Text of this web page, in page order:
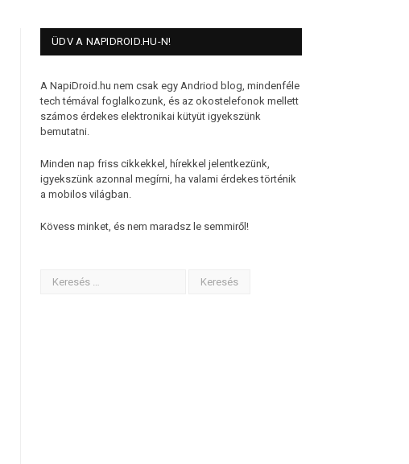
ÜDV A NAPIDROID.HU-N!
A NapiDroid.hu nem csak egy Andriod blog, mindenféle
tech témával foglalkozunk, és az okostelefonok mellett
számos érdekes elektronikai kütyüt igyekszünk
bemutatni.
Minden nap friss cikkekkel, hírekkel jelentkezünk,
igyekszünk azonnal megírni, ha valami érdekes történik
a mobilos világban.
Kövess minket, és nem maradsz le semmiről!